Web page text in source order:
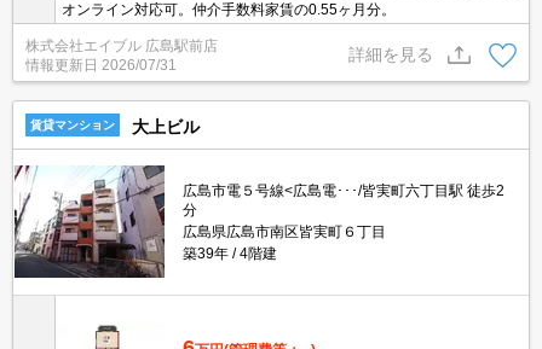
オンライン対応可。仲介手数料家賃の0.55ヶ月分。
株式会社エイブル 広島駅前店
情報更新日 2026/07/31
詳細を見る
賃貸マンション 大上ビル
広島市電５号線<広島電･･･/皆実町六丁目駅 徒歩2
分
広島県広島市南区皆実町６丁目
築39年
4階建